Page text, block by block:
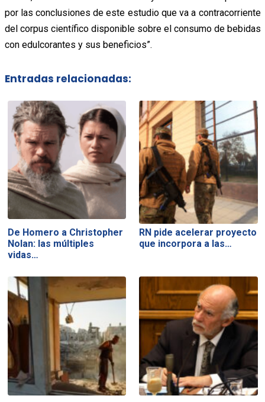
por las conclusiones de este estudio que va a contracorriente
del corpus científico disponible sobre el consumo de bebidas
con edulcorantes y sus beneficios”.
Entradas relacionadas:
De Homero a Christopher
Nolan: las múltiples
vidas…
RN pide acelerar proyecto
que incorpora a las…